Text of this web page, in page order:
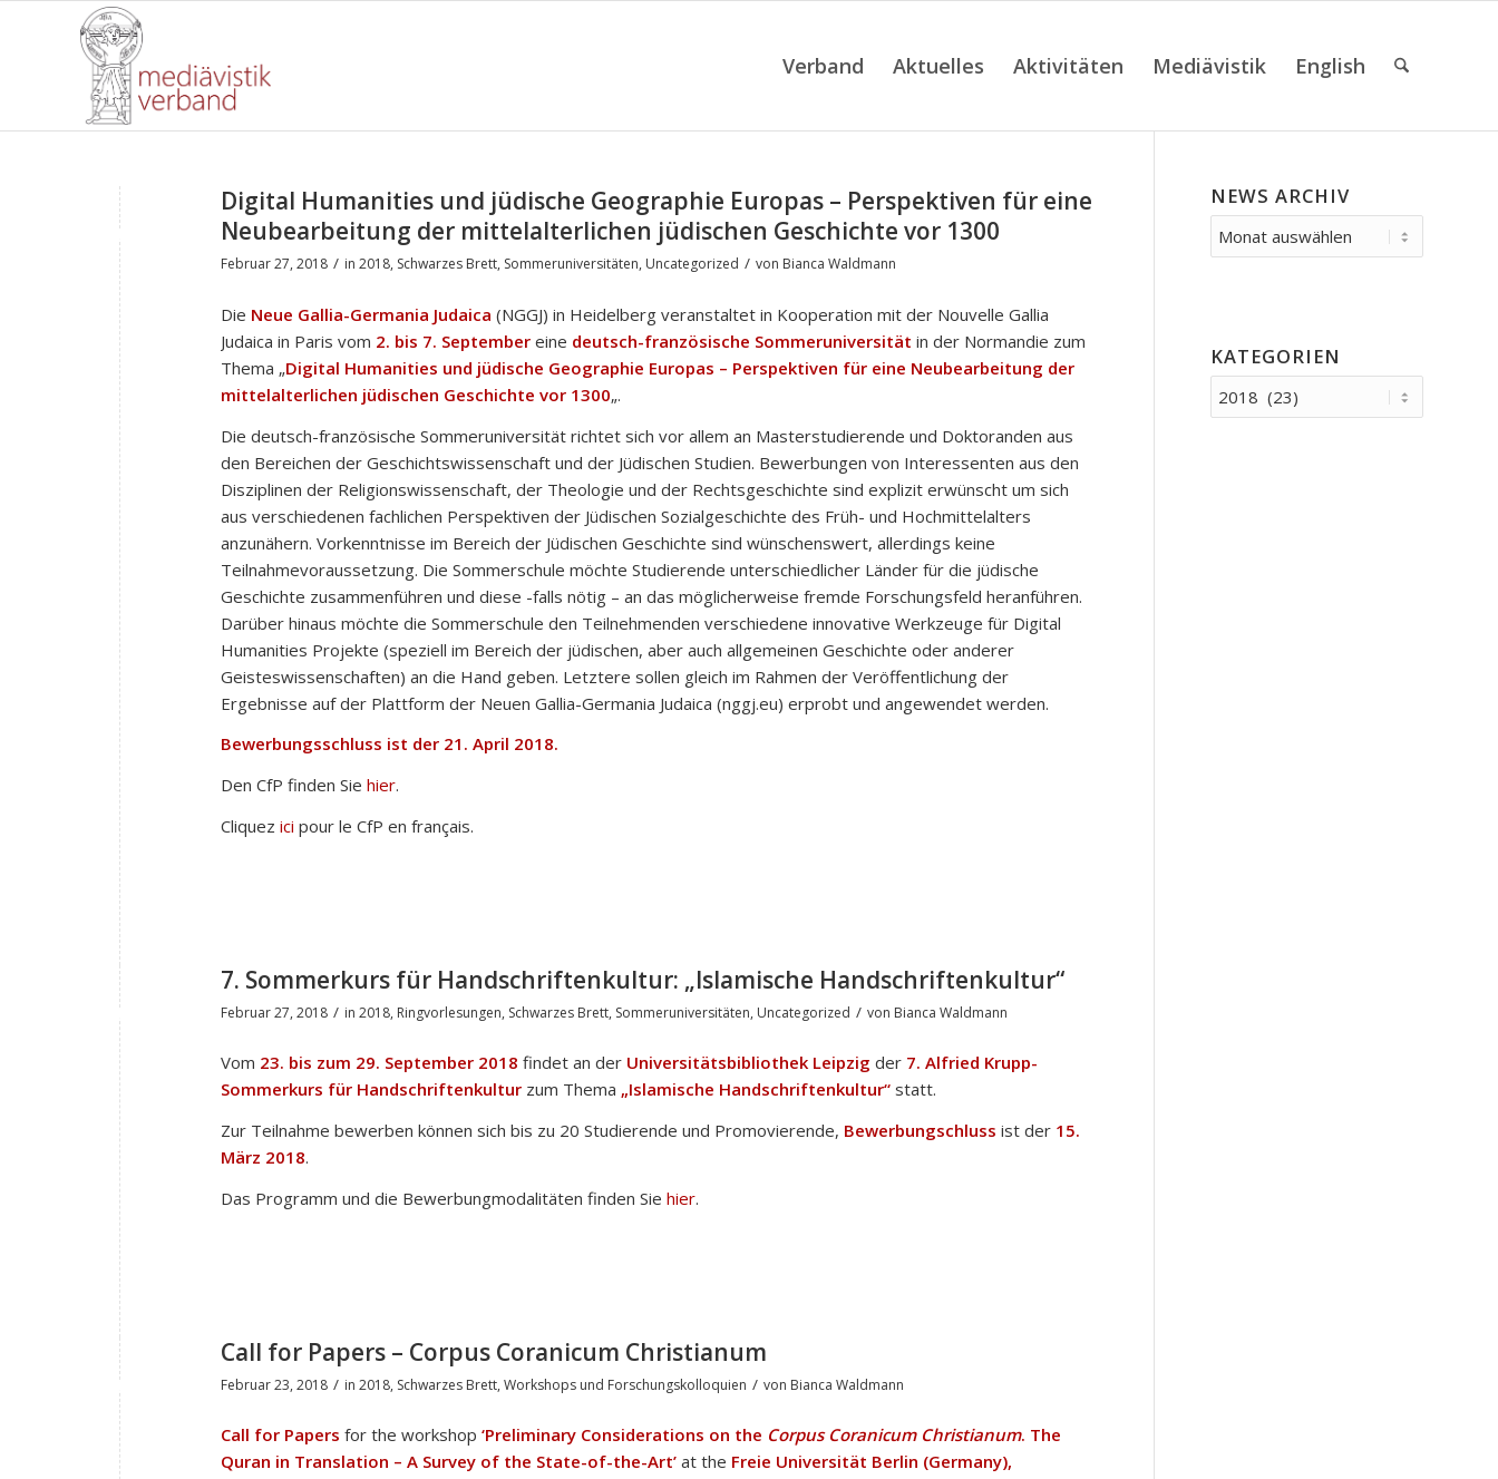
Verband Aktuelles Aktivitäten Mediävistik English
Digital Humanities und jüdische Geographie Europas – Perspektiven für eine
Neubearbeitung der mittelalterlichen jüdischen Geschichte vor 1300
Februar 27, 2018 / in 2018, Schwarzes Brett, Sommeruniversitäten, Uncategorized / von Bianca Waldmann
Die Neue Gallia-Germania Judaica (NGGJ) in Heidelberg veranstaltet in Kooperation mit der Nouvelle Gallia
Judaica in Paris vom 2. bis 7. September eine deutsch-französische Sommeruniversität in der Normandie zum
Thema „Digital Humanities und jüdische Geographie Europas – Perspektiven für eine Neubearbeitung der
mittelalterlichen jüdischen Geschichte vor 1300„.
Die deutsch-französische Sommeruniversität richtet sich vor allem an Masterstudierende und Doktoranden aus
den Bereichen der Geschichtswissenschaft und der Jüdischen Studien. Bewerbungen von Interessenten aus den
Disziplinen der Religionswissenschaft, der Theologie und der Rechtsgeschichte sind explizit erwünscht um sich
aus verschiedenen fachlichen Perspektiven der Jüdischen Sozialgeschichte des Früh- und Hochmittelalters
anzunähern. Vorkenntnisse im Bereich der Jüdischen Geschichte sind wünschenswert, allerdings keine
Teilnahmevoraussetzung. Die Sommerschule möchte Studierende unterschiedlicher Länder für die jüdische
Geschichte zusammenführen und diese -falls nötig – an das möglicherweise fremde Forschungsfeld heranführen.
Darüber hinaus möchte die Sommerschule den Teilnehmenden verschiedene innovative Werkzeuge für Digital
Humanities Projekte (speziell im Bereich der jüdischen, aber auch allgemeinen Geschichte oder anderer
Geisteswissenschaften) an die Hand geben. Letztere sollen gleich im Rahmen der Veröffentlichung der
Ergebnisse auf der Plattform der Neuen Gallia-Germania Judaica (nggj.eu) erprobt und angewendet werden.
Bewerbungsschluss ist der 21. April 2018.
Den CfP finden Sie hier.
Cliquez ici pour le CfP en français.
7. Sommerkurs für Handschriftenkultur: „Islamische Handschriftenkultur“
Februar 27, 2018 / in 2018, Ringvorlesungen, Schwarzes Brett, Sommeruniversitäten, Uncategorized / von Bianca Waldmann
Vom 23. bis zum 29. September 2018 findet an der Universitätsbibliothek Leipzig der 7. Alfried Krupp-
Sommerkurs für Handschriftenkultur zum Thema „Islamische Handschriftenkultur“ statt.
Zur Teilnahme bewerben können sich bis zu 20 Studierende und Promovierende, Bewerbungschluss ist der 15.
März 2018.
Das Programm und die Bewerbungmodalitäten finden Sie hier.
Call for Papers – Corpus Coranicum Christianum
Februar 23, 2018 / in 2018, Schwarzes Brett,Workshops und Forschungskolloquien / von Bianca Waldmann
Call for Papers for the workshop ‘Preliminary Considerations on the Corpus Coranicum Christianum. The
Quran in Translation – A Survey of the State-of-the-Art’ at the Freie Universität Berlin (Germany),
NEWS ARCHIV
KATEGORIEN
Kategorien